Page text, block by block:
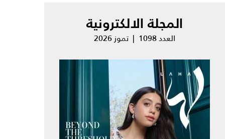
المجلة الالكترونية
العدد 1098 | تموز 2026